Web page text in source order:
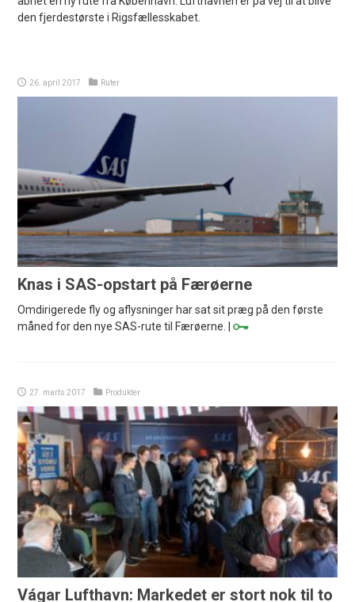
den fjerdestørste i Rigsfællesskabet.
26. april 2017 Ruter
Knas i SAS-opstart på Færøerne
Omdirigerede fly og aflysninger har sat sit præg på den første
måned for den nye SAS-rute til Færøerne. |
27. marts 2017 Produkter
Vágar Lufthavn: Markedet er stort nok til to